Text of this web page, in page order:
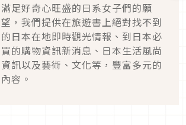
滿足好奇心旺盛的日系女子們的願
望，我們提供在旅遊書上絕對找不到
的日本在地即時觀光情報、到日本必
買的購物資訊新消息、日本生活風尚
資訊以及藝術、文化等，豐富多元的
內容。